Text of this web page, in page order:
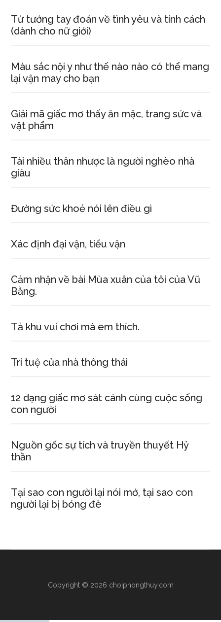
Từ tướng tay đoán về tình yêu và tính cách
(dành cho nữ giới)
Màu sắc nội y như thế nào nào có thể mang
lại vận may cho bạn
Giải mã giấc mơ thấy ăn mặc, trang sức và
vật phẩm
Tài nhiều thân nhược là người nghèo nhà
giàu
Đường sức khoẻ nói lên điều gì
Xác định đại vận, tiểu vận
Cảm nhận về bài Mùa xuân của tôi của Vũ
Bằng.
Tả khu vui chơi mà em thích.
Trí tuệ của nhà thông thái
12 dạng giấc mơ sát cánh cùng cuộc sống
con người
Nguồn gốc sự tích và truyền thuyết Hỷ
thần
Tại sao con người lại nói mớ, tại sao con
người lại bị bóng đè
Copyright © 2026 choiphongthuy.com